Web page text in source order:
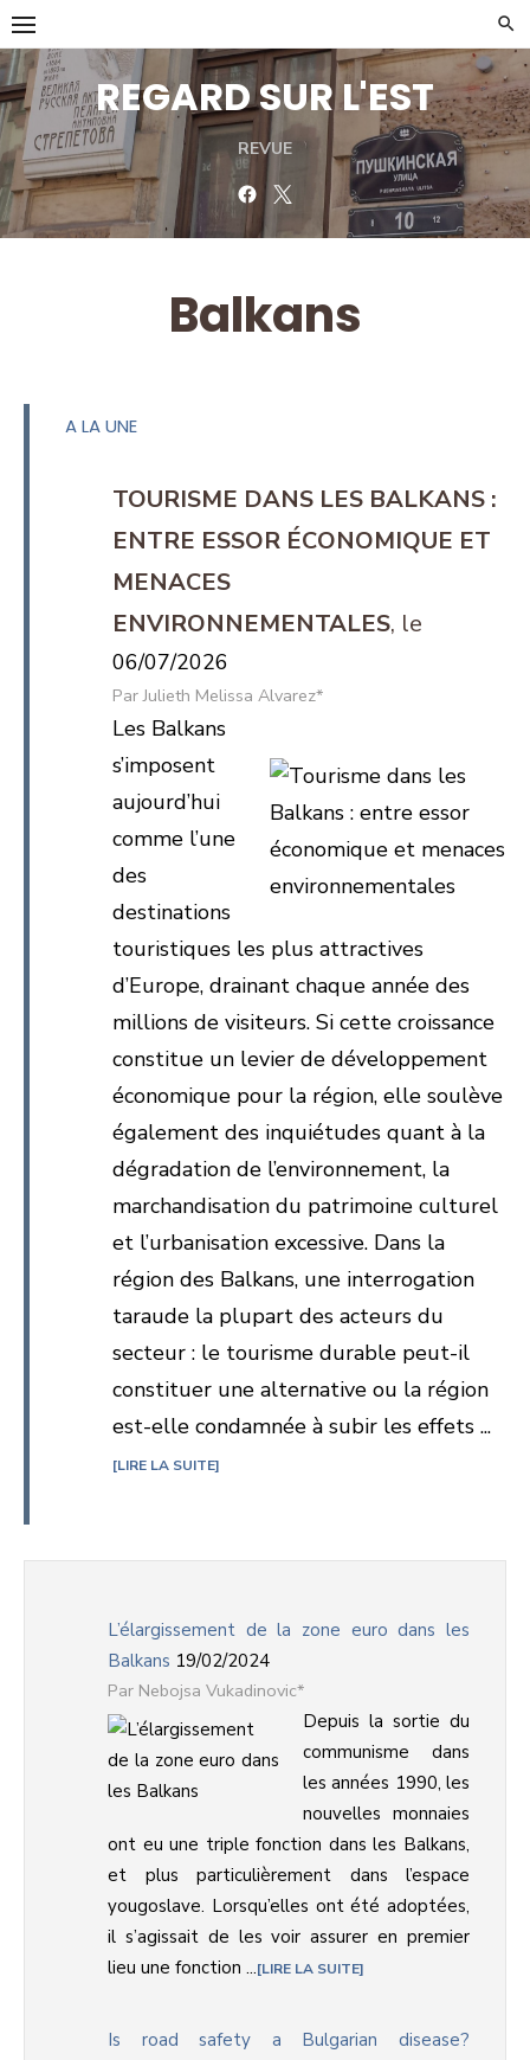
Skip
to
content
REGARD SUR L'EST
REVUE
FacebookTwitter
Balkans
A LA UNE
TOURISME DANS LES BALKANS :
ENTRE ESSOR ÉCONOMIQUE ET
MENACES
ENVIRONNEMENTALES
06/07/2026
Julieth Melissa Alvarez*
Les Balkans
s’imposent
aujourd’hui
comme l’une
des
destinations
touristiques les plus attractives
d’Europe, drainant chaque année des
millions de visiteurs. Si cette croissance
constitue un levier de développement
économique pour la région, elle soulève
également des inquiétudes quant à la
dégradation de l’environnement, la
marchandisation du patrimoine culturel
et l’urbanisation excessive. Dans la
région des Balkans, une interrogation
taraude la plupart des acteurs du
secteur : le tourisme durable peut-il
constituer une alternative ou la région
est-elle condamnée à subir les effets ...
LIRE LA SUITE
L’élargissement de la zone euro dans les
Balkans 19/02/2024
Nebojsa Vukadinovic*
Depuis la sortie du
communisme dans
les années 1990, les
nouvelles monnaies
ont eu une triple fonction dans les Balkans,
et plus particulièrement dans l’espace
yougoslave. Lorsqu’elles ont été adoptées,
il s’agissait de les voir assurer en premier
lieu une fonction ... LIRE LA SUITE
Is road safety a Bulgarian disease?